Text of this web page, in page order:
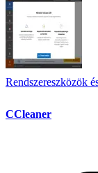
Rendszereszközök
CCleaner